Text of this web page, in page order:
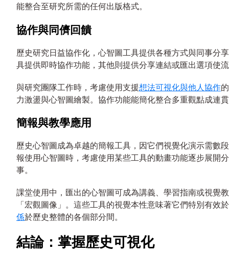
能整合至研究所需的任何出版格式。
協作與同儕回饋
歷史研究日益協作化，心智圖工具提供各種方式與同事分
具提供即時協作功能，其他則提供分享連結或匯出選項使
與研究團隊工作時，考慮使用支援想法可視化與他人協作
力激盪與心智圖繪製。協作功能能簡化整合多重觀點成連
簡報與教學應用
歷史心智圖成為卓越的簡報工具，因它們視覺化演示需數
報使用心智圖時，考慮使用某些工具的動畫功能逐步展開
事。
課堂使用中，匯出的心智圖可成為講義、學習指南或視覺
「宏觀圖像」。這些工具的視覺本性意味著它們特別有效於
係於歷史整體的各個部分間。
結論：掌握歷史可視化